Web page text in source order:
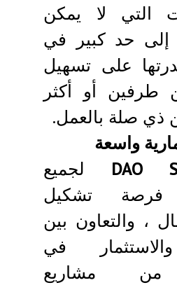
التي لا يمكن
إلى حد كبير في
على تسهيل
طرفين أو أكثر
ذي صلة بالعمل.
واسعة
DAO لجميع
فرصة تشكيل
، والتعاون بين
في
من مشاريع